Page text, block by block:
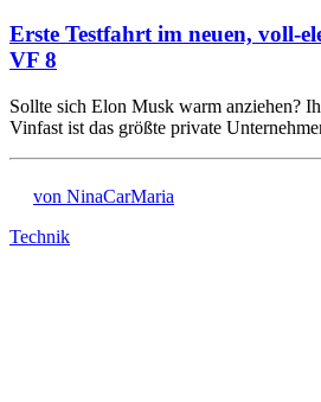
Erste Testfahrt im neuen, voll-
VF 8
Sollte sich Elon Musk warm anziehen?
Vinfast ist das größte private
von NinaCarMaria
Technik